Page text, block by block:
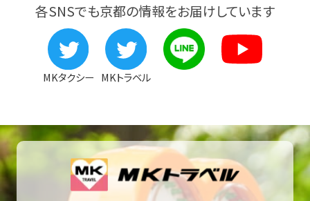
各SNSでも京都の情報をお届けしています
MKタクシー MKトラベル